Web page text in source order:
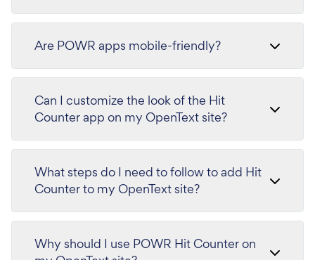
Are POWR apps mobile-friendly?
Can I customize the look of the Hit
Counter app on my OpenText site?
What steps do I need to follow to add Hit
Counter to my OpenText site?
Why should I use POWR Hit Counter on